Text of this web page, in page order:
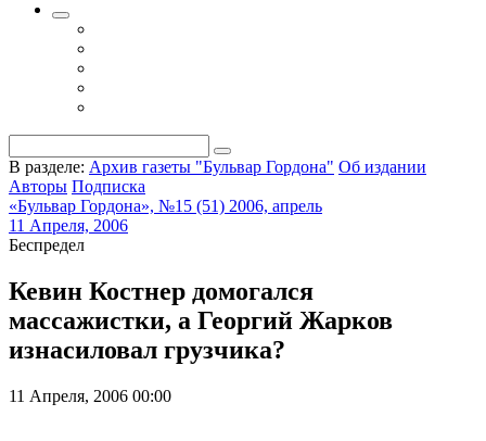
В разделе: Архив газеты "Бульвар Гордона" Об издании
Авторы Подписка
«Бульвар Гордона», №15 (51) 2006, апрель
11 Апреля, 2006
Беспредел
Кевин Костнер домогался
массажистки, а Георгий Жарков
изнасиловал грузчика?
11 Апреля, 2006 00:00